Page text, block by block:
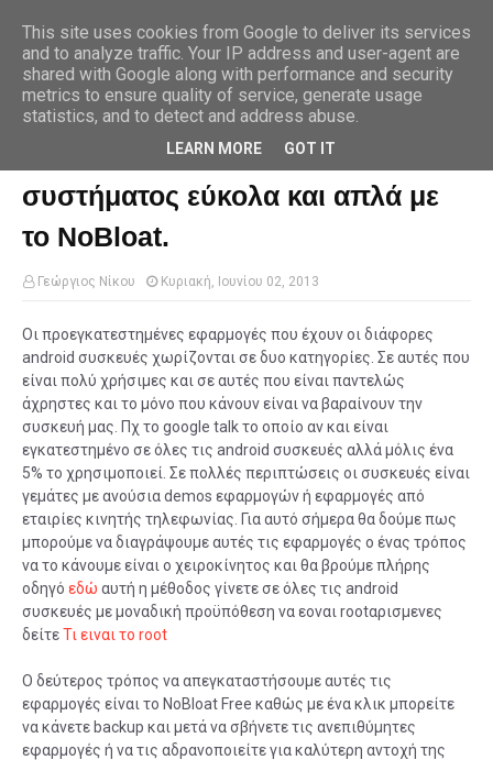
Αρχική σελίδα nobloat
Διαγράψτε τις εφαρμογές συστήματος
εύκολα και απλά με το NoBloat.
Διαγράψτε τις εφαρμογές
συστήματος εύκολα και απλά με
το NoBloat.
Γεώργιος Νίκου Κυριακή, Ιουνίου 02, 2013
Οι προεγκατεστημένες εφαρμογές που έχουν οι διάφορες
android συσκευές χωρίζονται σε δυο κατηγορίες. Σε αυτές που
είναι πολύ χρήσιμες και σε αυτές που είναι παντελώς
άχρηστες και το μόνο που κάνουν είναι να βαραίνουν την
συσκευή μας. Πχ το google talk το οποίο αν και είναι
εγκατεστημένο σε όλες τις android συσκευές αλλά μόλις ένα
5% το χρησιμοποιεί. Σε πολλές περιπτώσεις οι συσκευές είναι
γεμάτες με ανούσια demos εφαρμογών ή εφαρμογές από
εταιρίες κινητής τηλεφωνίας. Για αυτό σήμερα θα δούμε πως
μπορούμε να διαγράψουμε αυτές τις εφαρμογές ο ένας τρόπος
να το κάνουμε είναι ο χειροκίνητος και θα βρούμε πλήρης
οδηγό εδώ αυτή η μέθοδος γίνετε σε όλες τις android
συσκευές με μοναδική προϋπόθεση να εοναι rootαρισμενες
δείτεΤι ειναι το root
O δεύτερος τρόπος να απεγκαταστήσουμε αυτές τις
εφαρμογές είναι το NoBloat Free καθώς με ένα κλικ μπορείτε
να κάνετε backup και μετά να σβήνετε τις ανεπιθύμητες
εφαρμογές ή να τις αδρανοποιείτε για καλύτερη αντοχή της
This site uses cookies from Google to deliver its services
and to analyze traffic. Your IP address and user-agent are
shared with Google along with performance and security
metrics to ensure quality of service, generate usage
statistics, and to detect and address abuse.
LEARN MORE GOT IT